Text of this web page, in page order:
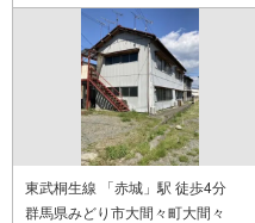
東武桐生線 「赤城」駅 徒歩4分
群馬県みどり市大間々町大間々